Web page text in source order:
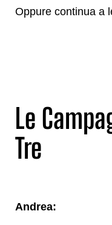
Oppure continua a
Le
Tre
Andrea: